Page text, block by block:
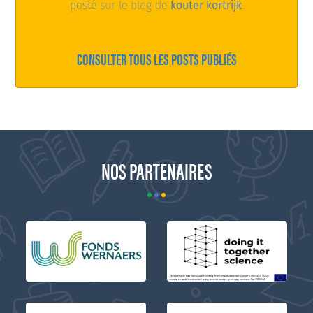
posté sur le blog de kouter kortrijk.
CONSULTER TOUS LES POSTS PUBLIÉS
NOS PARTENAIRES